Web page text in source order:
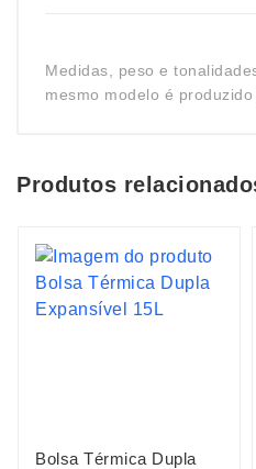
Medidas, peso e
mesmo modelo é
Produtos
Bolsa Térmica Dupla